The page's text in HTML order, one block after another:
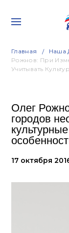
Главная Наша
Рожнов: При
Учитывать
Олег
городов
17 октября